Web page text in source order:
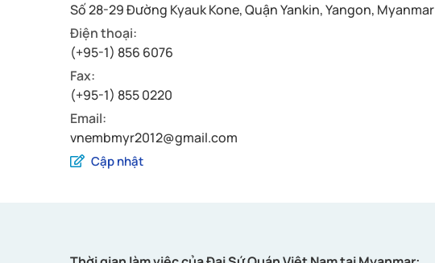
Số 28-29 Đường Kyauk Kone, Quận Yankin, Yango​n, Myanmar
Điện thoại:
(+95-1) 856 6076
Fax:
(+95-1) 855 ​​0220
Email:
vnembmyr2012@gmail.com
Cập nhật